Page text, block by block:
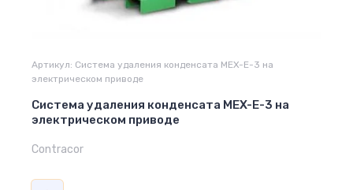
Артикул: Система удаления конденсата MEX-E-3 на
электрическом приводе
Система удаления конденсата MEX-E-3 на
электрическом приводе
Contracor